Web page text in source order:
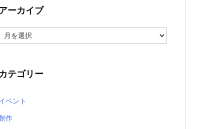
ーカイブ
ブ
カテゴリー
ベント
作